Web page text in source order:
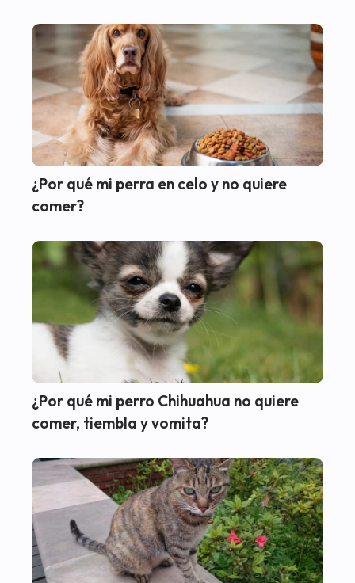
¿Por qué mi perra en celo y no quiere
comer?
¿Por qué mi perro Chihuahua no quiere
comer, tiembla y vomita?